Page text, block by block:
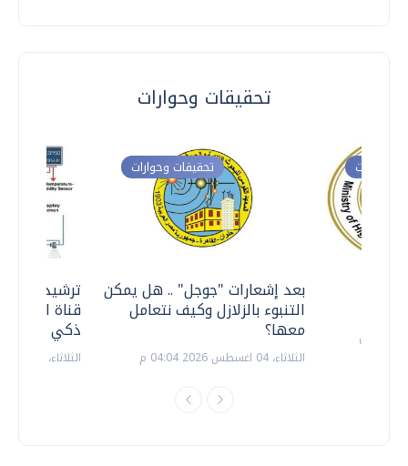
تحقيقات وحوارات
ترشيدا
قناة
ذكي
الثلاثاء، 14 يوليو 2026 06:11 م
تحقيقات وحوارات
بعد إشعارات "جوجل" .. هل يمكن
التنبوء بالزلازل وكيف نتعامل
معها؟
الثلاثاء، 04 اغسطس 2026 04:04 م
وحوارات